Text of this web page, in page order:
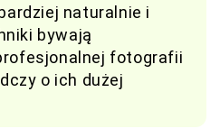
naturalnie i
bywają
fotografii
o ich dużej